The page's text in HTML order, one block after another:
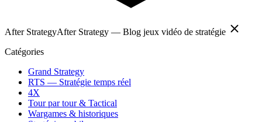
After StrategyAfter Strategy — Blog jeux vidéo de stratégie
Catégories
Grand Strategy
RTS — Stratégie temps réel
4X
Tour par tour & Tactical
Wargames & historiques